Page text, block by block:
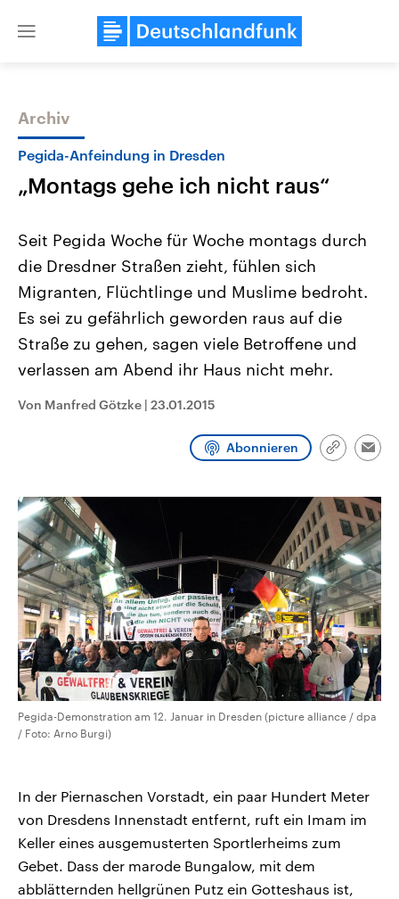
Close
Themen
Landtagswahl Sachsen-Anhalt
2026
Alle Informationen
Sachsen-Anhalt wählt am 6.
September 2026 einen neuen
Bundesland von einer Koalition aus
CDU, SPD und FDP regiert.-
Wahlprogramme, aktuelle Berichte
und Hintergründe zu den Parteien
Aktuelle Beiträge,
Hintergründe
Wirtschaftlich und
gehören die Vereinigten
Programm Podcasts
Audio-Archiv
Archiv
Pegida-Anfeindung in Dresden
„Montags gehe ich nicht raus“
Seit Pegida Woche für Woche montags durch
die Dresdner Straßen zieht, fühlen sich
Migranten, Flüchtlinge und Muslime bedroht.
Es sei zu gefährlich geworden raus auf die
Straße zu gehen, sagen viele Betroffene und
verlassen am Abend ihr Haus nicht mehr.
Von Manfred Götzke | 23.01.2015
Abonnieren
Link
Pegida-Demonstration am 12. Januar in Dresden (picture alliance / dpa
/ Foto: Arno Burgi)
In der Piernaschen Vorstadt, ein paar Hundert Meter
von Dresdens Innenstadt entfernt, ruft ein Imam im
Keller eines ausgemusterten Sportlerheims zum
Gebet. Dass der marode Bungalow, mit dem
abblätternden hellgrünen Putz ein Gotteshaus ist,